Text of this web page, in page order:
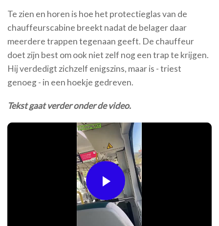
Te zien en horen is hoe het protectieglas van de
chauffeurscabine breekt nadat de belager daar
meerdere trappen tegenaan geeft. De chauffeur
doet zijn best om ook niet zelf nog een trap te krijgen.
Hij verdedigt zichzelf enigszins, maar is - triest
genoeg - in een hoekje gedreven.
Tekst gaat verder onder de video.
Play
Video